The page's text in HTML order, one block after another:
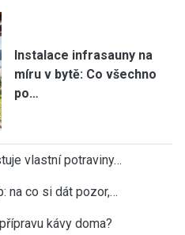
Instalace infrasauny na
míru v bytě: Co všechno
po…
vlastní potraviny…
na co si dát pozor,…
kávy doma?